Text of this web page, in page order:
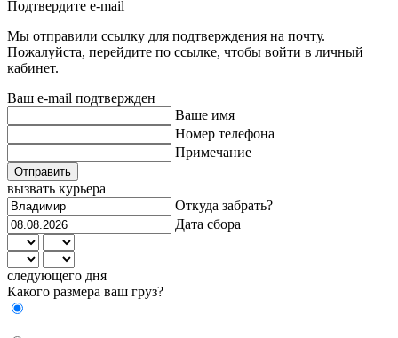
Подтвердите e-mail
Мы отправили ссылку для подтверждения на почту.
Пожалуйста, перейдите по ссылке, чтобы войти в личный
кабинет.
Ваш e-mail подтвержден
Ваше имя
Номер телефона
Примечание
Отправить
вызвать курьера
Откуда забрать?
Дата сбора
следующего дня
Какого размера ваш груз?